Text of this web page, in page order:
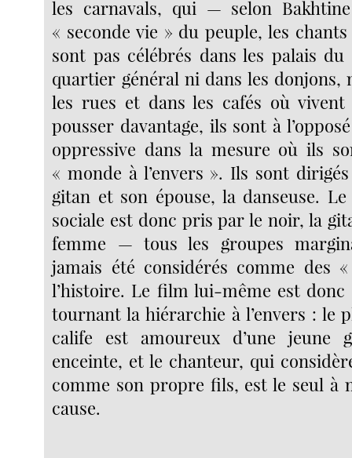
les carnavals, qui — selon Bakhtine
« seconde vie » du peuple, les
sont pas célébrés dans les palais
quartier général ni dans les donjons,
les rues et dans les cafés où vivent
pousser davantage, ils sont à
oppressive dans la mesure où ils
« monde à l’envers ». Ils sont
gitan et son épouse, la danseuse.
sociale est donc pris par le noir, la
femme — tous les groupes
jamais été considérés comme des
l’histoire. Le film lui-même est
tournant la hiérarchie à l’envers : le
calife est amoureux d’une jeune
enceinte, et le chanteur, qui
comme son propre fils, est le seul à
cause.